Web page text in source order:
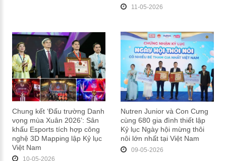
11-05-2026
Chung kết ‘Đấu trường Danh
vọng mùa Xuân 2026’: Sân
khấu Esports tích hợp công
nghệ 3D Mapping lập Kỷ lục
Việt Nam
10-05-2026
Nutren Junior và Con Cưng
cùng 680 gia đình thiết lập
Kỷ lục Ngày hội mừng thôi
nôi lớn nhất tại Việt Nam
09-05-2026